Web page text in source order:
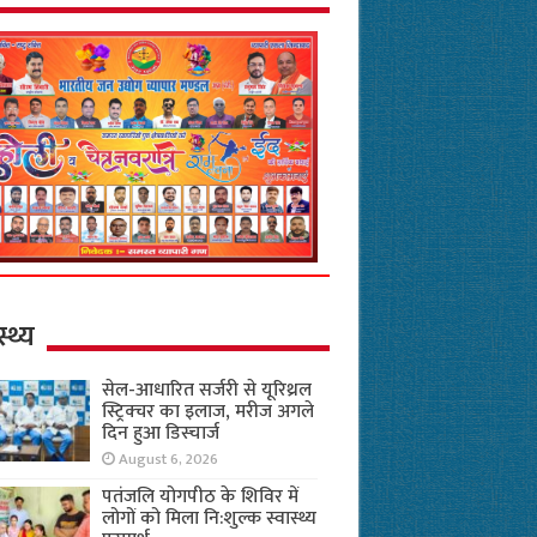
सेल-आधारित सर्जरी से यूरिथ्रल
स्ट्रिक्चर का इलाज, मरीज अगले
दिन हुआ डिस्चार्ज
August 6, 2026
पतंजलि योगपीठ के शिविर में
लोगों को मिला नि:शुल्क स्वास्थ्य